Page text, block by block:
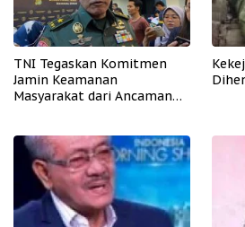
TNI Tegaskan Komitmen
Jamin Keamanan
Masyarakat dari Ancaman